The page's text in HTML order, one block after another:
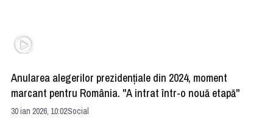
Anularea alegerilor prezidenţiale din 2024, moment
marcant pentru România. "A intrat într-o nouă etapă"
30 ian 2026, 10:02Social